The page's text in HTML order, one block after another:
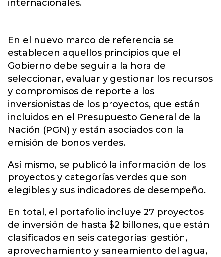
internacionales.
En el nuevo marco de referencia se
establecen aquellos principios que el
Gobierno debe seguir a la hora de
seleccionar, evaluar y gestionar los recursos
y compromisos de reporte a los
inversionistas de los proyectos, que están
incluidos en el Presupuesto General de la
Nación (PGN) y están asociados con la
emisión de bonos verdes.
Así mismo, se publicó la información de los
proyectos y categorías verdes que son
elegibles y sus indicadores de desempeño.
En total, el portafolio incluye 27 proyectos
de inversión de hasta $2 billones, que están
clasificados en seis categorías: gestión,
aprovechamiento y saneamiento del agua,